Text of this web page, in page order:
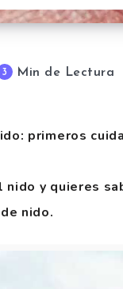
3 Min de Lectura
primeros
y quieres
nido.